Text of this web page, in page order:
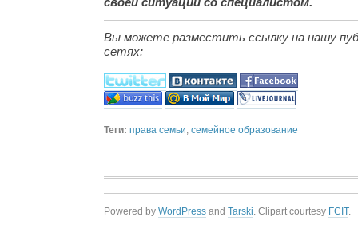
Вы можете разместить ссылку на нашу
сетях:
Теги: права семьи, семейное образование
Powered by WordPress and Tarski. Clipart courtesy FCIT.